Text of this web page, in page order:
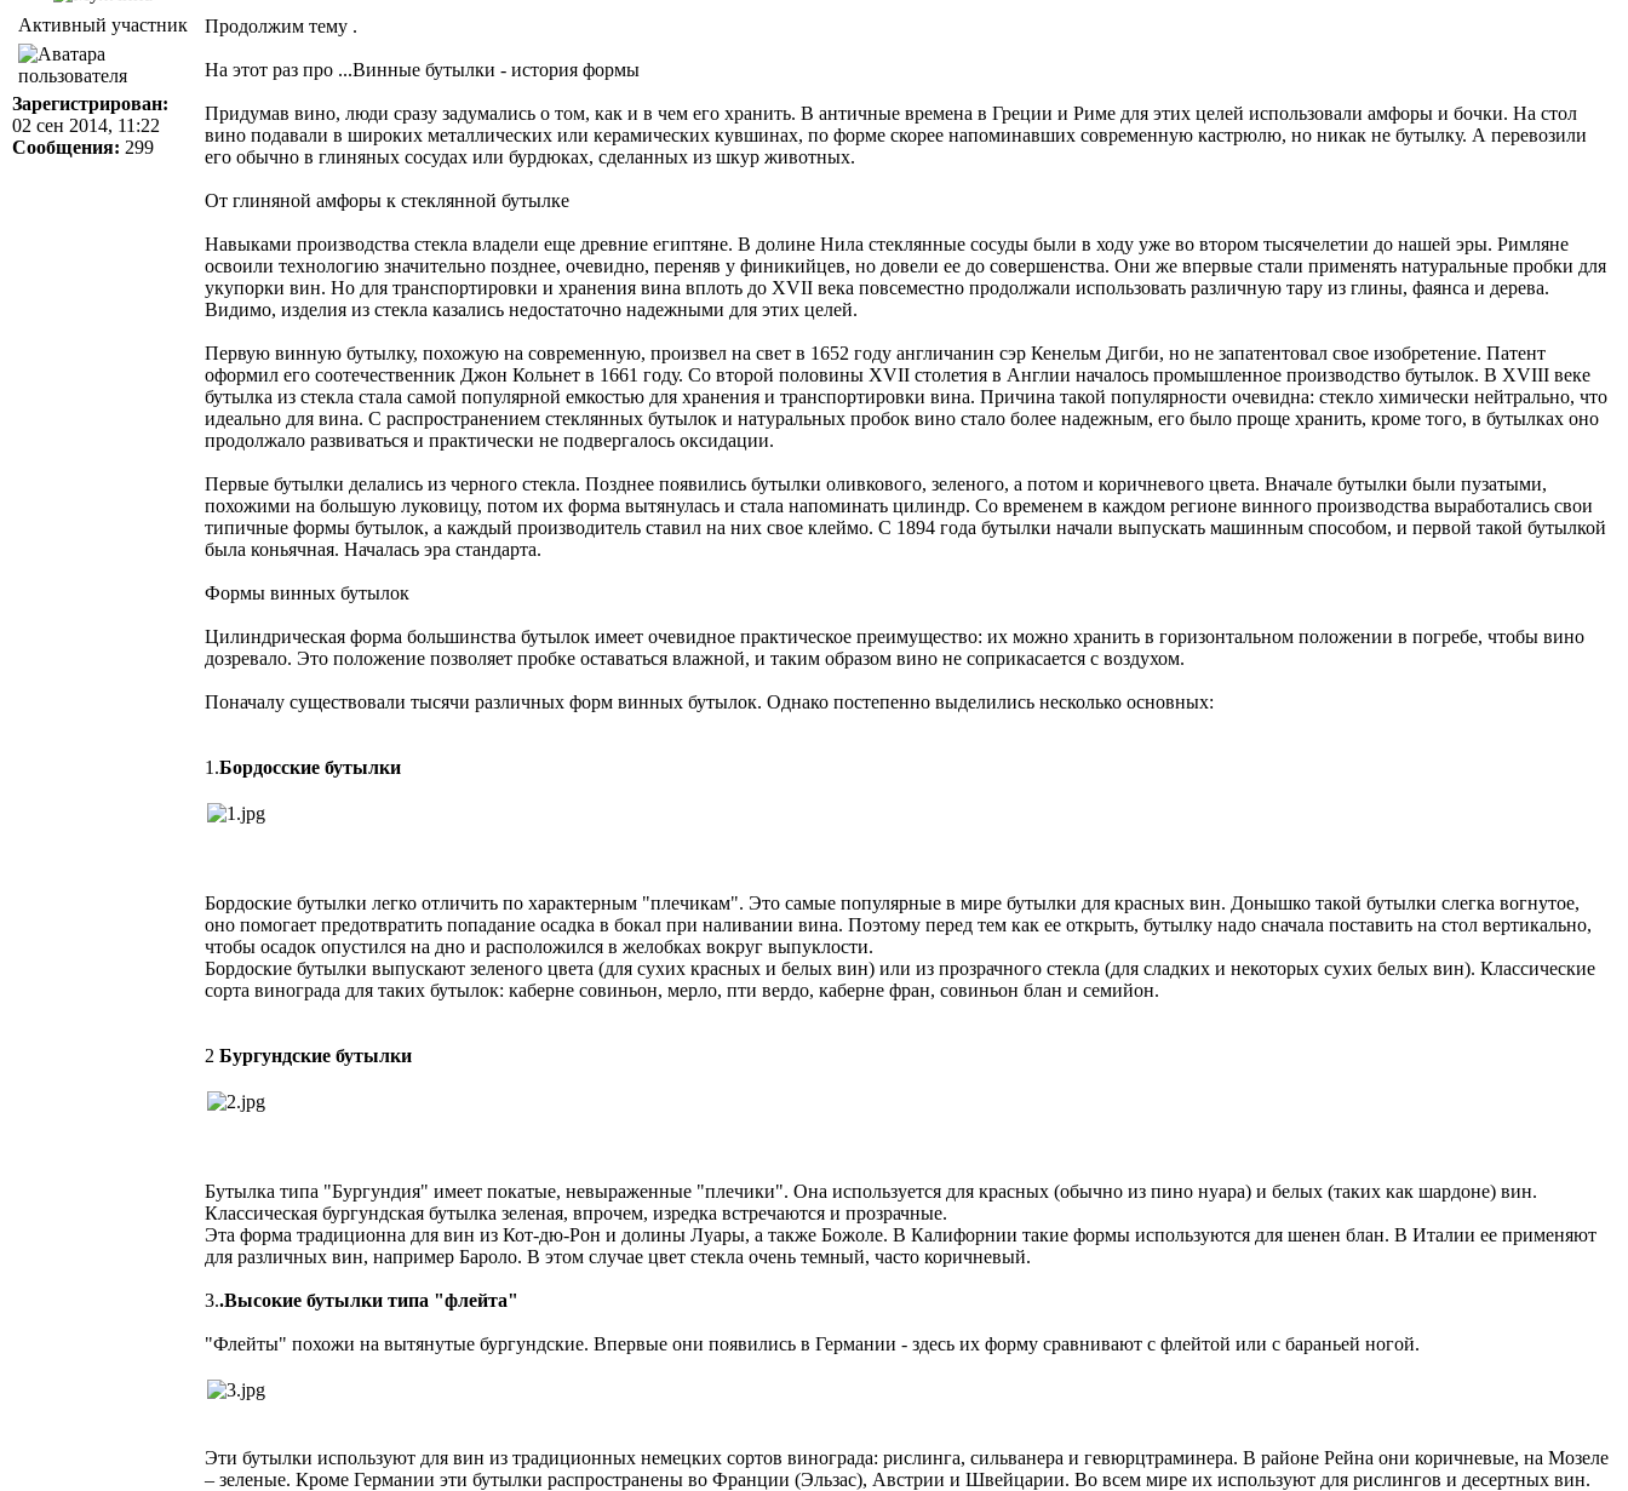
Активный участник
Зарегистрирован:
02 сен 2014, 11:22
Сообщения: 299
Продолжим тему .
На этот раз про ...Винные бутылки - история формы
Придумав вино, люди сразу задумались о том, как и в чем его хранить. В античные времена в Греции и Риме для этих целей использовали амфоры и бочки. На стол
вино подавали в широких металлических или керамических кувшинах, по форме скорее напоминавших современную кастрюлю, но никак не бутылку. А перевозили
его обычно в глиняных сосудах или бурдюках, сделанных из шкур животных.
От глиняной амфоры к стеклянной бутылке
Навыками производства стекла владели еще древние египтяне. В долине Нила стеклянные сосуды были в ходу уже во втором тысячелетии до нашей эры. Римляне
освоили технологию значительно позднее, очевидно, переняв у финикийцев, но довели ее до совершенства. Они же впервые стали применять натуральные пробки для
укупорки вин. Но для транспортировки и хранения вина вплоть до XVII века повсеместно продолжали использовать различную тару из глины, фаянса и дерева.
Видимо, изделия из стекла казались недостаточно надежными для этих целей.
Первую винную бутылку, похожую на современную, произвел на свет в 1652 году англичанин сэр Кенельм Дигби, но не запатентовал свое изобретение. Патент
оформил его соотечественник Джон Кольнет в 1661 году. Со второй половины XVII столетия в Англии началось промышленное производство бутылок. В XVIII веке
бутылка из стекла стала самой популярной емкостью для хранения и транспортировки вина. Причина такой популярности очевидна: стекло химически нейтрально, что
идеально для вина. С распространением стеклянных бутылок и натуральных пробок вино стало более надежным, его было проще хранить, кроме того, в бутылках оно
продолжало развиваться и практически не подвергалось оксидации.
Первые бутылки делались из черного стекла. Позднее появились бутылки оливкового, зеленого, а потом и коричневого цвета. Вначале бутылки были пузатыми,
похожими на большую луковицу, потом их форма вытянулась и стала напоминать цилиндр. Со временем в каждом регионе винного производства выработались свои
типичные формы бутылок, а каждый производитель ставил на них свое клеймо. С 1894 года бутылки начали выпускать машинным способом, и первой такой бутылкой
была коньячная. Началась эра стандарта.
Формы винных бутылок
Цилиндрическая форма большинства бутылок имеет очевидное практическое преимущество: их можно хранить в горизонтальном положении в погребе, чтобы вино
дозревало. Это положение позволяет пробке оставаться влажной, и таким образом вино не соприкасается с воздухом.
Поначалу существовали тысячи различных форм винных бутылок. Однако постепенно выделились несколько основных:
1.Бордосские бутылки
Бордоские бутылки легко отличить по характерным "плечикам". Это самые популярные в мире бутылки для красных вин. Донышко такой бутылки слегка вогнутое,
оно помогает предотвратить попадание осадка в бокал при наливании вина. Поэтому перед тем как ее открыть, бутылку надо сначала поставить на стол вертикально,
чтобы осадок опустился на дно и расположился в желобках вокруг выпуклости.
Бордоские бутылки выпускают зеленого цвета (для сухих красных и белых вин) или из прозрачного стекла (для сладких и некоторых сухих белых вин). Классические
сорта винограда для таких бутылок: каберне совиньон, мерло, пти вердо, каберне фран, совиньон блан и семийон.
2 Бургундские бутылки
Бутылка типа "Бургундия" имеет покатые, невыраженные "плечики". Она используется для красных (обычно из пино нуара) и белых (таких как шардоне) вин.
Классическая бургундская бутылка зеленая, впрочем, изредка встречаются и прозрачные.
Эта форма традиционна для вин из Кот-дю-Рон и долины Луары, а также Божоле. В Калифорнии такие формы используются для шенен блан. В Италии ее применяют
для различных вин, например Бароло. В этом случае цвет стекла очень темный, часто коричневый.
3..Высокие бутылки типа "флейта"
"Флейты" похожи на вытянутые бургундские. Впервые они появились в Германии - здесь их форму сравнивают с флейтой или с бараньей ногой.
Эти бутылки используют для вин из традиционных немецких сортов винограда: рислинга, сильванера и гевюрцтраминера. В районе Рейна они коричневые, на Мозеле
– зеленые. Кроме Германии эти бутылки распространены во Франции (Эльзас), Австрии и Швейцарии. Во всем мире их используют для рислингов и десертных вин.